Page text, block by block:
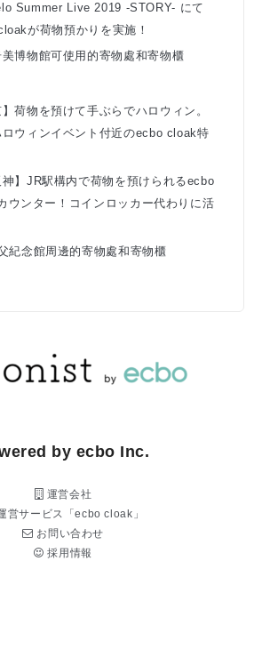
Summer Live 2019 -STORY- にて
が荷物預かりを実施！
美博物館可使用的寄物處和寄物櫃
】荷物を預けて手ぶらでハロウィン。
ロウィンイベント付近のecbo cloak特
神】JR駅構内で荷物を預けられるecbo
ウンター！コインロッカー代わりに活
紀念館周邊的寄物處和寄物櫃
by ecbo Inc.
運営会社
営サービス「ecbo cloak」
お問い合わせ
採用情報